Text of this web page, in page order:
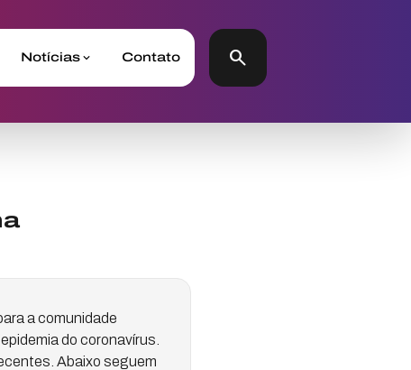
Notícias Contato search
a comunidade
do coronavírus.
Abaixo seguem